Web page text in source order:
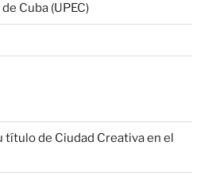
Cuba (UPEC)
título de Ciudad Creativa en el